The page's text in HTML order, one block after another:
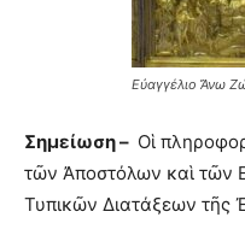
Εὐαγγέλιο Ἄνω
Σημείωση – Οἱ
τῶν Ἀποστόλων καὶ τῶν
Τυπικῶν Διατάξεων τῆς